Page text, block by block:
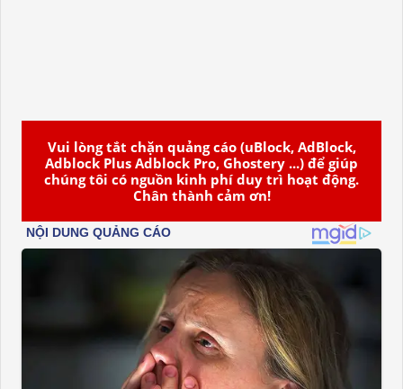
Vui lòng tắt chặn quảng cáo (uBlock, AdBlock,
Adblock Plus Adblock Pro, Ghostery ...) để giúp
chúng tôi có nguồn kinh phí duy trì hoạt động.
Chân thành cảm ơn!